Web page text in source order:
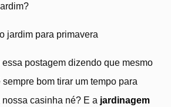
postagem dizendo que mesmo
bom tirar um tempo para
casinha né? E a jardinagem